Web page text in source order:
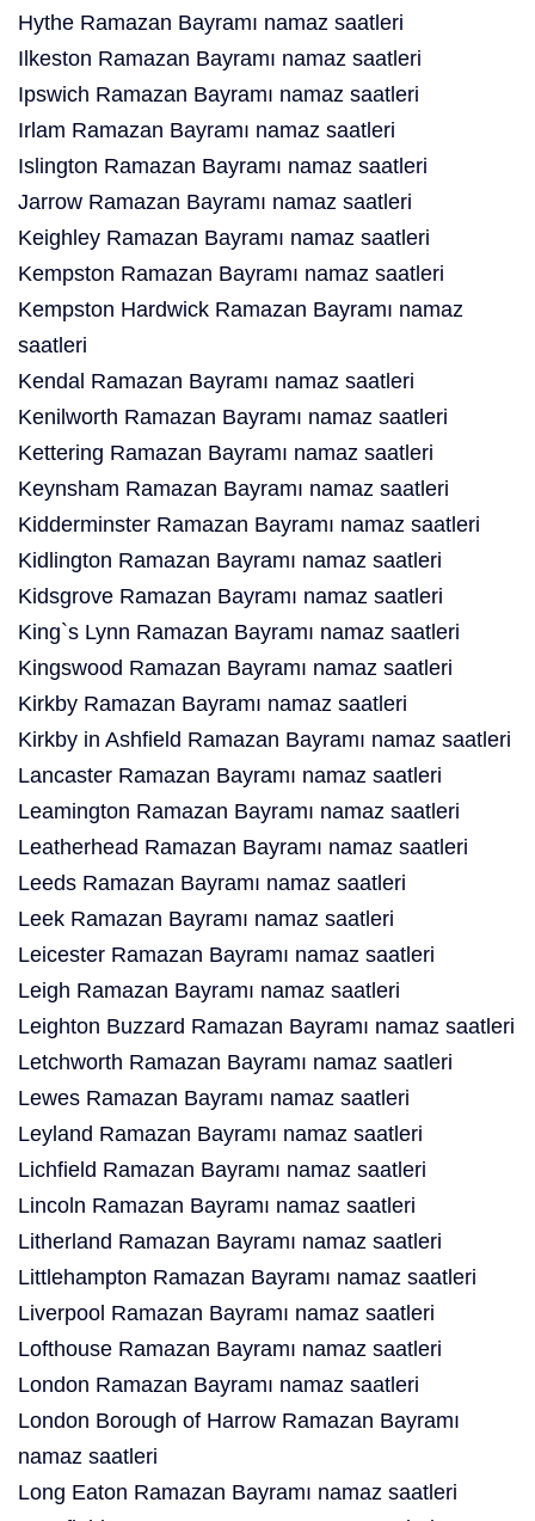
Hythe Ramazan Bayramı namaz saatleri
Ilkeston Ramazan Bayramı namaz saatleri
Ipswich Ramazan Bayramı namaz saatleri
Irlam Ramazan Bayramı namaz saatleri
Islington Ramazan Bayramı namaz saatleri
Jarrow Ramazan Bayramı namaz saatleri
Keighley Ramazan Bayramı namaz saatleri
Kempston Ramazan Bayramı namaz saatleri
Kempston Hardwick Ramazan Bayramı namaz
saatleri
Kendal Ramazan Bayramı namaz saatleri
Kenilworth Ramazan Bayramı namaz saatleri
Kettering Ramazan Bayramı namaz saatleri
Keynsham Ramazan Bayramı namaz saatleri
Kidderminster Ramazan Bayramı namaz saatleri
Kidlington Ramazan Bayramı namaz saatleri
Kidsgrove Ramazan Bayramı namaz saatleri
King`s Lynn Ramazan Bayramı namaz saatleri
Kingswood Ramazan Bayramı namaz saatleri
Kirkby Ramazan Bayramı namaz saatleri
Kirkby in Ashfield Ramazan Bayramı namaz saatleri
Lancaster Ramazan Bayramı namaz saatleri
Leamington Ramazan Bayramı namaz saatleri
Leatherhead Ramazan Bayramı namaz saatleri
Leeds Ramazan Bayramı namaz saatleri
Leek Ramazan Bayramı namaz saatleri
Leicester Ramazan Bayramı namaz saatleri
Leigh Ramazan Bayramı namaz saatleri
Leighton Buzzard Ramazan Bayramı namaz saatleri
Letchworth Ramazan Bayramı namaz saatleri
Lewes Ramazan Bayramı namaz saatleri
Leyland Ramazan Bayramı namaz saatleri
Lichfield Ramazan Bayramı namaz saatleri
Lincoln Ramazan Bayramı namaz saatleri
Litherland Ramazan Bayramı namaz saatleri
Littlehampton Ramazan Bayramı namaz saatleri
Liverpool Ramazan Bayramı namaz saatleri
Lofthouse Ramazan Bayramı namaz saatleri
London Ramazan Bayramı namaz saatleri
London Borough of Harrow Ramazan Bayramı
namaz saatleri
Long Eaton Ramazan Bayramı namaz saatleri